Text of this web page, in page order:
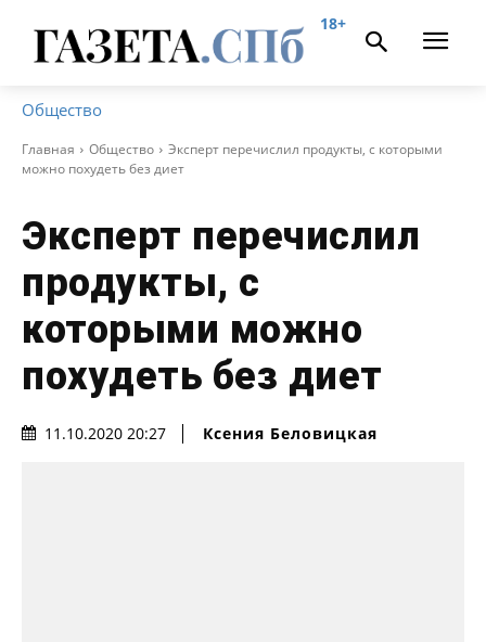
18+
Общество
Главная Общество
Эксперт перечислил продукты, с которыми
можно похудеть без диет
Эксперт перечислил
продукты, с
которыми можно
похудеть без диет
11.10.2020 20:27 Ксения Беловицкая